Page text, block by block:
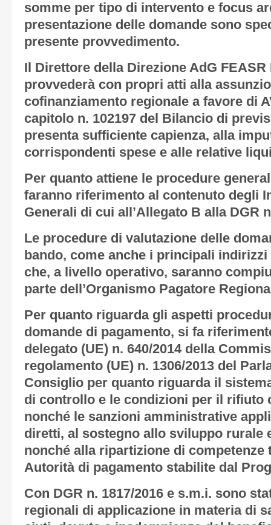
somme per tipo di intervento e focus
presentazione delle domande sono
presente provvedimento.
Il Direttore della Direzione AdG
provvederà con propri atti alla
cofinanziamento regionale a favore di
capitolo n. 102197 del Bilancio di
presenta sufficiente capienza, alla
corrispondenti spese e alle relative
Per quanto attiene le procedure
faranno riferimento al contenuto degli
Generali di cui all’Allegato B alla DGR
Le procedure di valutazione delle
bando, come anche i principali
che, a livello operativo, saranno
parte dell’Organismo Pagatore
Per quanto riguarda gli aspetti
domande di pagamento, si fa
delegato (UE) n. 640/2014 della
regolamento (UE) n. 1306/2013 del
Consiglio per quanto riguarda il
di controllo e le condizioni per il rifiuto
nonché le sanzioni amministrative
diretti, al sostegno allo sviluppo rurale
nonché alla ripartizione di competenze
Autorità di pagamento stabilite dal
Con DGR n. 1817/2016 e s.m.i. sono
regionali di applicazione in materia di